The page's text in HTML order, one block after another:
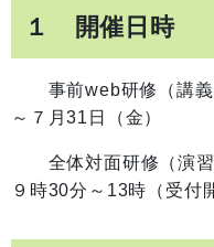
１ 開催日時
事前web研修（講義
～７月31日（金）
全体対面研修（演習
９時30分～13時（受付